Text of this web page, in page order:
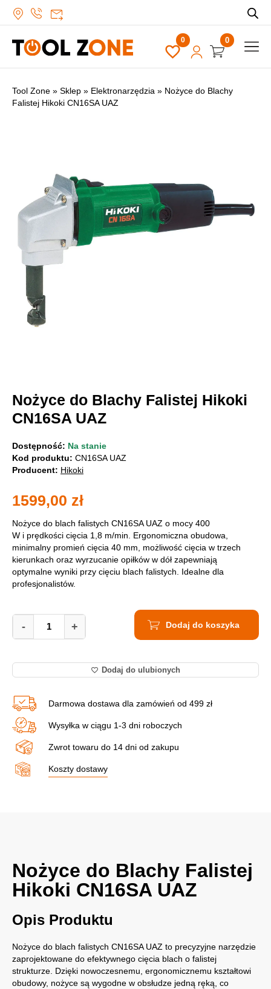
0
Tool Zone » Sklep » Elektronarzędzia » Nożyce do Blachy
Falistej Hikoki CN16SA UAZ
Nożyce do Blachy Falistej Hikoki
CN16SA UAZ
Dostępność: Na stanie
Kod produktu: CN16SA UAZ
Producent: Hikoki
1599,00 zł
Nożyce do blach falistych CN16SA UAZ o mocy 400
W i prędkości cięcia 1,8 m/min. Ergonomiczna obudowa,
minimalny promień cięcia 40 mm, możliwość cięcia w trzech
kierunkach oraz wyrzucanie opiłków w dół zapewniają
optymalne wyniki przy cięciu blach falistych. Idealne dla
profesjonalistów.
Nożyce
Blachy
Hikoki
CN16SA
quantity
- + Dodaj do koszyka
Dodaj do ulubionych
Darmowa dostawa dla zamówień od 499 zł
Wysyłka w ciągu 1-3 dni roboczych
Zwrot towaru do 14 dni od zakupu
Koszty dostawy
Nożyce do Blachy Falistej
Hikoki CN16SA UAZ
Opis Produktu
Nożyce do blach falistych CN16SA UAZ to precyzyjne narzędzie
zaprojektowane do efektywnego cięcia blach o falistej
strukturze. Dzięki nowoczesnemu, ergonomicznemu kształtowi
obudowy, nożyce są wygodne w obsłudze jedną ręką, co